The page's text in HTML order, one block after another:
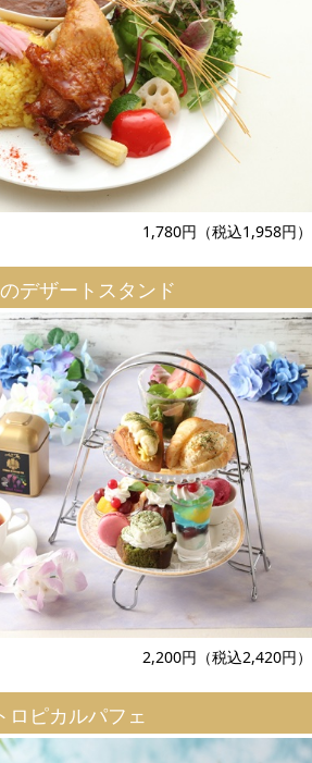
1,780円（税込1,958円）
デザートスタンド
2,200円（税込2,420円）
ロピカルパフェ